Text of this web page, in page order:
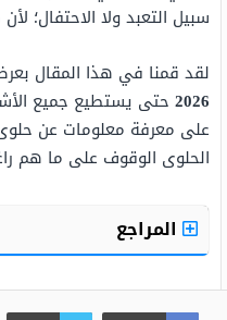
سبيل التعبد ولا الاحتفال؛
لقد قمنا في هذا المقال
2026 حتى يستطيع جميع
على معرفة معلومات عن
الحلوى الوقوف على ما هم
المراجع